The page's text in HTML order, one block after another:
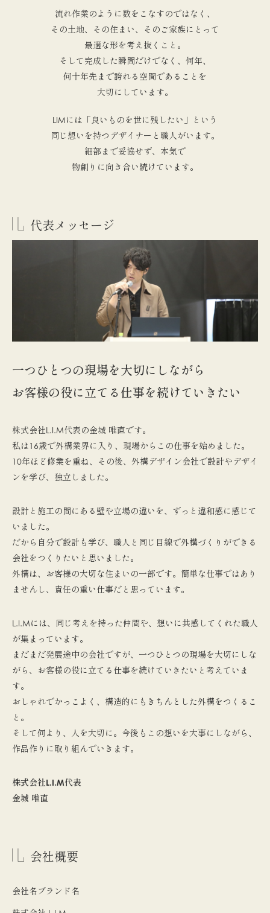
流れ作業のように数をこなすのではなく、
その土地、その住まい、そのご家族にとって
最適な形を考え抜くこと。
そして完成した瞬間だけでなく、何年、
何十年先まで誇れる空間であることを
大切にしています。
LIMには「良いものを世に残したい」という
同じ想いを持つデザイナーと職人がいます。
細部まで妥協せず、本気で
物創りに向き合い続けています。
代表メッセージ
一つひとつの現場を大切にしながら
お客様の役に立てる仕事を続けていきたい
株式会社L.I.M代表の金城 唯直です。
私は16歳で外構業界に入り、現場からこの仕事を始めました。
10年ほど修業を重ね、その後、外構デザイン会社で設計やデザイ
ンを学び、独立しました。
設計と施工の間にある壁や立場の違いを、ずっと違和感に感じて
いました。
だから自分で設計も学び、職人と同じ目線で外構づくりができる
会社をつくりたいと思いました。
外構は、お客様の大切な住まいの一部です。簡単な仕事ではあり
ませんし、責任の重い仕事だと思っています。
L.I.Mには、同じ考えを持った仲間や、想いに共感してくれた職人
が集まっています。
まだまだ発展途中の会社ですが、一つひとつの現場を大切にしな
がら、お客様の役に立てる仕事を続けていきたいと考えていま
す。
おしゃれでかっこよく、構造的にもきちんとした外構をつくるこ
と。
そして何より、人を大切に。今後もこの想いを大事にしながら、
作品作りに取り組んでいきます。
株式会社L.I.M代表
金城 唯直
会社概要
会社名ブランド名